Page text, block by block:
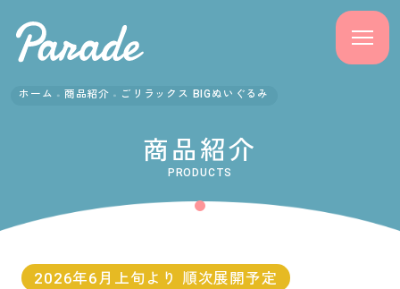
よくある質問
会社概要
ホーム 商品紹介 ごリラックス BIGぬいぐるみ
商品紹介
PRODUCTS
2026年6月上旬より 順次展開予定